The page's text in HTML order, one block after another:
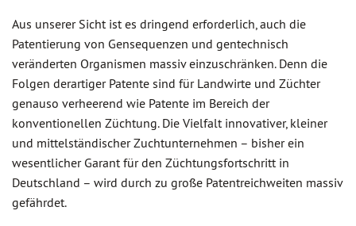
Aus unserer Sicht ist es dringend erforderlich, auch die
Patentierung von Gensequenzen und gentechnisch
veränderten Organismen massiv einzuschränken. Denn die
Folgen derartiger Patente sind für Landwirte und Züchter
genauso verheerend wie Patente im Bereich der
konventionellen Züchtung. Die Vielfalt innovativer, kleiner
und mittelständischer Zuchtunternehmen – bisher ein
wesentlicher Garant für den Züchtungsfortschritt in
Deutschland – wird durch zu große Patentreichweiten massiv
gefährdet.